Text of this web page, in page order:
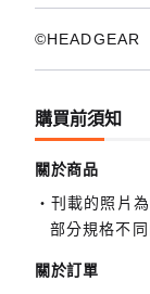
©HEADGEAR
購買前須知
關於商品
刊載的照片
部分規格不同
關於訂單